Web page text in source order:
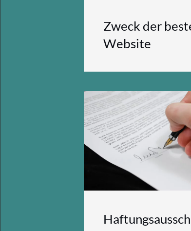
Zweck der
Website